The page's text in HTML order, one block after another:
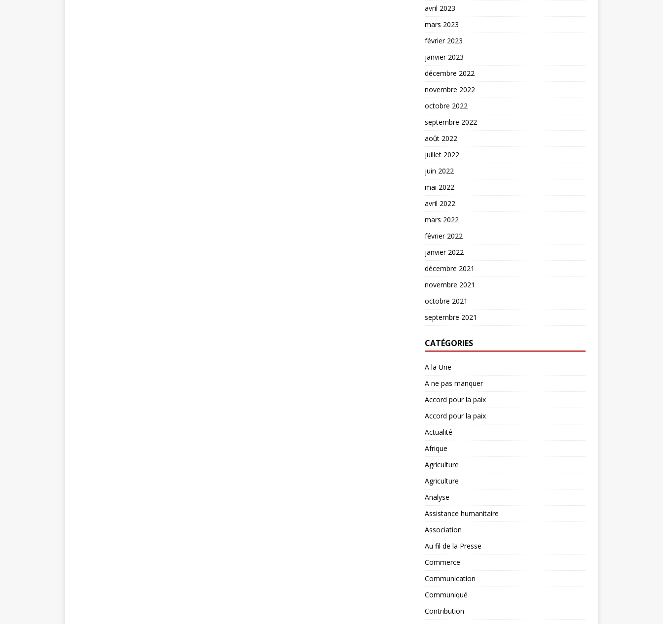
avril 2023
mars 2023
février 2023
janvier 2023
décembre 2022
novembre 2022
octobre 2022
septembre 2022
août 2022
juillet 2022
juin 2022
mai 2022
avril 2022
mars 2022
février 2022
janvier 2022
décembre 2021
novembre 2021
octobre 2021
septembre 2021
CATÉGORIES
A la Une
A ne pas manquer
Accord pour la paix
Accord pour la paix
Actualité
Afrique
Agriculture
Agriculture
Analyse
Assistance humanitaire
Association
Au fil de la Presse
Commerce
Communication
Communiqué
Contribution